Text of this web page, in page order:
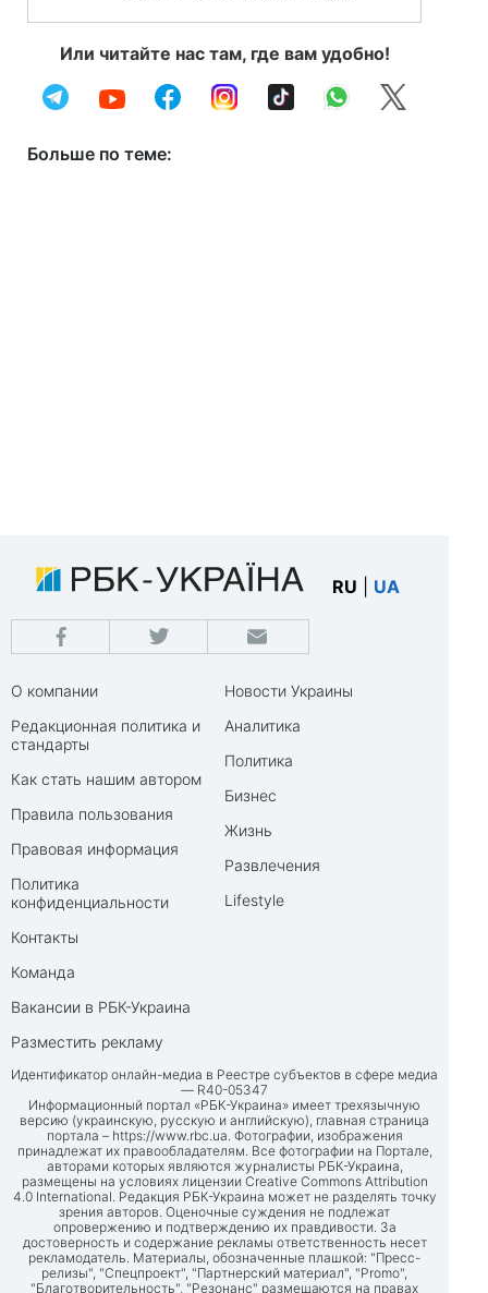
Или читайте нас там, где вам удобно!
Больше по теме:
RU UA
О компании
Редакционная политика и
стандарты
Как стать нашим автором
Правила пользования
Правовая информация
Политика
конфиденциальности
Контакты
Команда
Вакансии в РБК-Украина
Разместить рекламу
Новости Украины
Аналитика
Политика
Бизнес
Жизнь
Развлечения
Lifestyle
Идентификатор онлайн-медиа в Реестре субъектов в сфере медиа
— R40-05347
Информационный портал «РБК-Украина» имеет трехязычную
версию (украинскую, русскую и английскую), главная страница
портала – https://www.rbc.ua. Фотографии, изображения
принадлежат их правообладателям. Все фотографии на Портале,
авторами которых являются журналисты РБК-Украина,
размещены на условиях лицензии Creative Commons Attribution
4.0 International. Редакция РБК-Украина может не разделять точку
зрения авторов. Оценочные суждения не подлежат
опровержению и подтверждению их правдивости. За
достоверность и содержание рекламы ответственность несет
рекламодатель. Материалы, обозначенные плашкой: "Пресс-
релизы", "Спецпроект", "Партнерский материал", "Promo",
"Благотворительность", "Резонанс" размещаются на правах